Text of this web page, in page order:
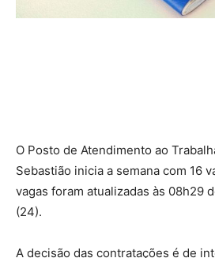
O Posto de Atendimento ao
Sebastião inicia a semana com 16
vagas foram atualizadas às 08h29
(24).
A decisão das contratações é de